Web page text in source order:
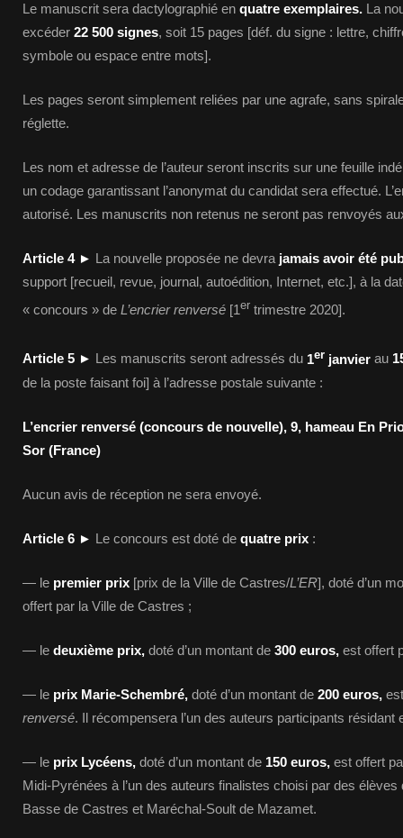
Le manuscrit sera dactylographié en quatre exemplaires. La
excéder 22 500 signes, soit 15 pages [déf. du signe : lettre,
symbole ou espace entre mots].
Les pages seront simplement reliées par une agrafe, sans
réglette.
Les nom et adresse de l’auteur seront inscrits sur une feuille
un codage garantissant l’anonymat du candidat sera effectué.
autorisé. Les manuscrits non retenus ne seront pas renvoyés
Article 4 ► La nouvelle proposée ne devra jamais avoir été
support [recueil, revue, journal, autoédition, Internet, etc.], à la
« concours » de L’encrier renversé [1er trimestre 2020].
Article 5 ► Les manuscrits seront adressés du 1er janvier au
de la poste faisant foi] à l’adresse postale suivante :
L’encrier renversé (concours de nouvelle), 9, hameau En
Sor (France)
Aucun avis de réception ne sera envoyé.
Article 6 ► Le concours est doté de quatre prix :
— le premier prix [prix de la Ville de Castres/L’ER], doté d’un
offert par la Ville de Castres ;
— le deuxième prix, doté d’un montant de 300 euros, est offert
— le prix Marie-Schembré, doté d’un montant de 200 euros,
renversé. Il récompensera l’un des auteurs participants résidant
— le prix Lycéens, doté d’un montant de 150 euros, est offert
Midi-Pyrénées à l’un des auteurs finalistes choisi par des
Basse de Castres et Maréchal-Soult de Mazamet.